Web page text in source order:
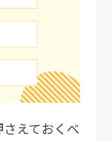
えておくべ